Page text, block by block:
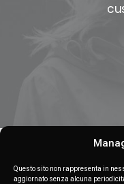
Questo sito non rappresenta in
aggiornato senza alcuna